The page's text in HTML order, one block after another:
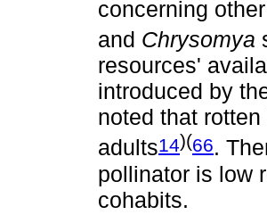
concerning
and Chrysomya
resources'
introduced by
noted that
adults14)(66.
pollinator is low
cohabits.